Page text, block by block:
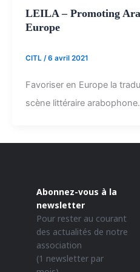
LEILA – Promoting
Europe
CITL /6 avril 2021
Favoriser en Europe la
scène littéraire arabophone.
Abonnez-vous à la
newsletter
Pour rester au courant
des actualités de notre
association
(1 newsletter par